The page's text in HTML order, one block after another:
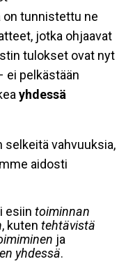
on tunnistettu ne
jotka ohjaavat
tulokset ovat nyt
ei pelkästään
yhdessä
vahvuuksia,
aidosti
esiin toiminnan
, kuten tehtävistä
ja
yhdessä.